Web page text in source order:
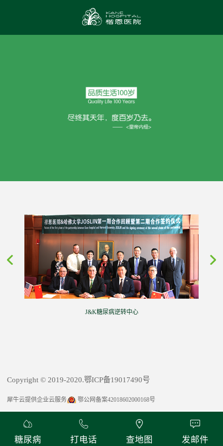
J&K糖尿病逆转中心
Copyright © 2019-2020.鄂ICP备19017490号
犀牛云提供企业云服务 鄂公网备案42018602000168号
糖尿病 打电话 查地图 发邮件